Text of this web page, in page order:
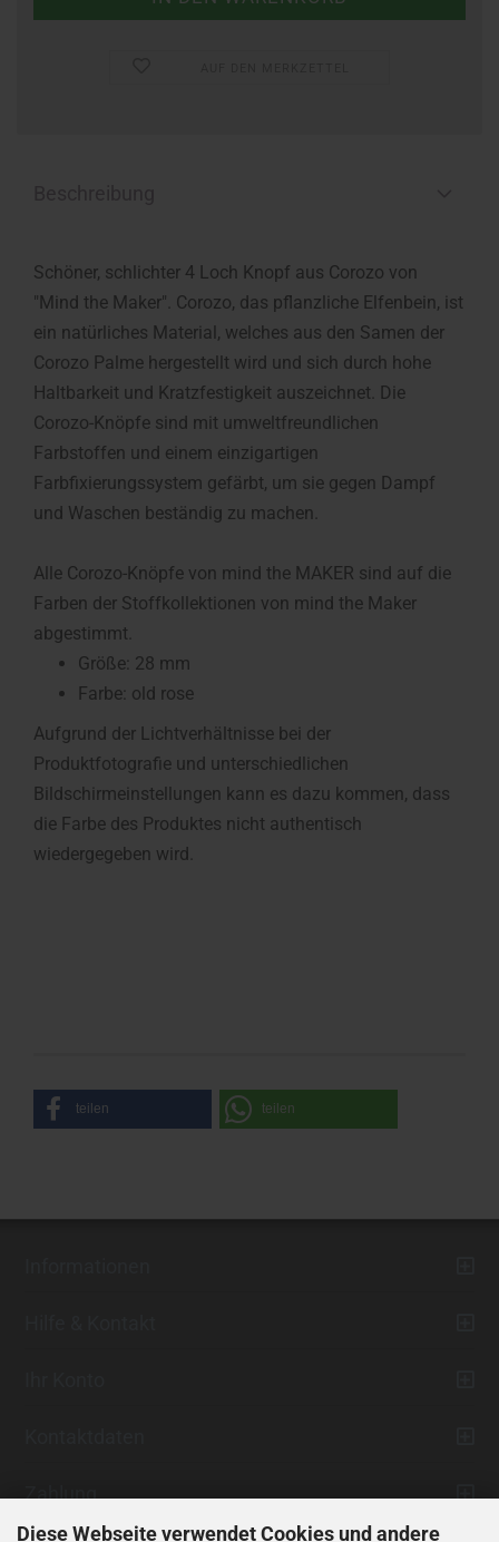
Diese Webseite verwendet Cookies und andere
Schöner, schlichter 4 Loch Knopf aus Corozo von
"Mind the Maker". Corozo, das pflanzliche Elfenbein, ist
ein natürliches Material, welches aus den Samen der
Corozo Palme hergestellt wird und sich durch hohe
Haltbarkeit und Kratzfestigkeit auszeichnet. Die
Corozo-Knöpfe sind mit umweltfreundlichen
Farbstoffen und einem einzigartigen
Farbfixierungssystem gefärbt, um sie gegen Dampf
und Waschen beständig zu machen.
Alle Corozo-Knöpfe von mind the MAKER sind auf die
Farben der Stoffkollektionen von mind the Maker
abgestimmt.
Größe: 28 mm
Farbe: old rose
Aufgrund der Lichtverhältnisse bei der
Produktfotografie und unterschiedlichen
Bildschirmeinstellungen kann es dazu kommen, dass
die Farbe des Produktes nicht authentisch
wiedergegeben wird.
teilen teilen
Zahlung